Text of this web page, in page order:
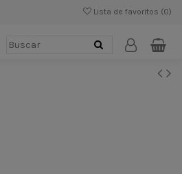
Lista de favoritos (0)